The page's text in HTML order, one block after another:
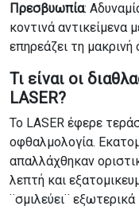
Πρεσβυωπία:
κοντινά αντικείμενα
επηρεάζει τη μακρινή
Τι είναι οι
LASER?
Το LASER έφερε
οφθαλμολογία.
απαλλάχθηκαν
λεπτή και
¨σμιλεύει¨